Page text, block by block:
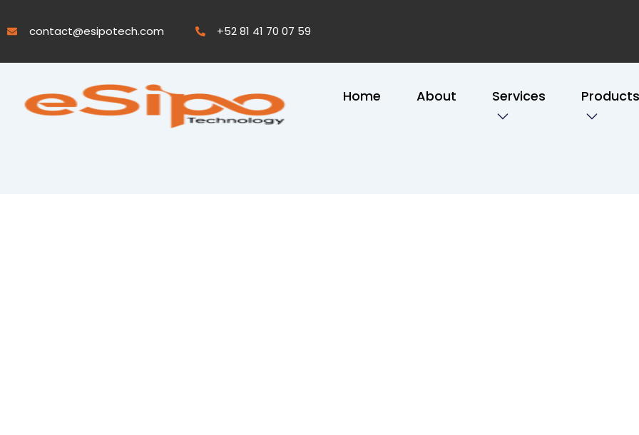
to
contact@esipotech.com +52 81 41 70 07 59
Home About Services Products